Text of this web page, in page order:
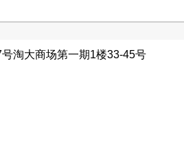
淘大商场第一期1楼33-45号